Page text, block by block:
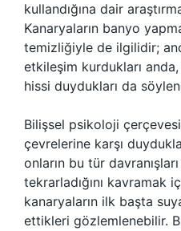
kullandığına dair
Kanaryaların banyo
temizliğiyle de ilgilidir;
etkileşim kurdukları
hissi duydukları da
Bilişsel psikoloji
çevrelerine karşı
onların bu tür
tekrarladığını kavramak
kanaryaların ilk başta
ettikleri gözlemlenebilir.